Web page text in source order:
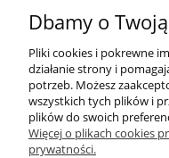
Dbamy o
Pliki cookies i pokrewne
działanie strony i
potrzeb. Możesz
wszystkich tych plików i
plików do swoich
Więcej o plikach cookies
prywatności.